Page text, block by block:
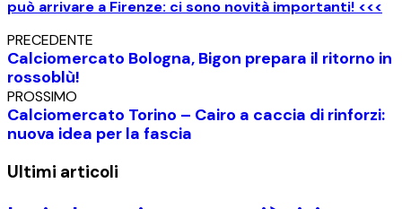
può arrivare a Firenze: ci sono novità importanti! <<<
PRECEDENTE
Calciomercato Bologna, Bigon prepara il ritorno in
rossoblù!
PROSSIMO
Calciomercato Torino – Cairo a caccia di rinforzi:
nuova idea per la fascia
Ultimi articoli